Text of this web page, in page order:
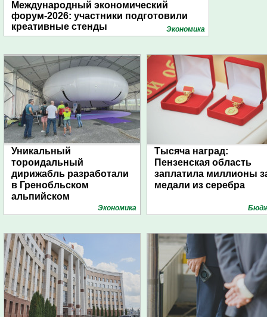
Международный экономический
форум-2026: участники подготовили
креативные стенды
Экономика
Уникальный
тороидальный
дирижабль разработали
в Гренобльском
альпийском
Экономика
Тысяча наград:
Пензенская область
заплатила миллионы
медали из серебра